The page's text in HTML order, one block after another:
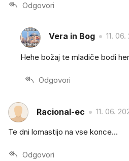
Odgovori
Vera in Bog 11.
Hehe božaj te mladiče bodi
Odgovori
Racional-ec 11. 06.
Te dni lomastijo na vse konce…
Odgovori